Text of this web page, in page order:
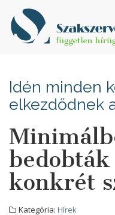
Idén minden
elkezdődnek
bedobták
konkrét
Kategória: Hírek